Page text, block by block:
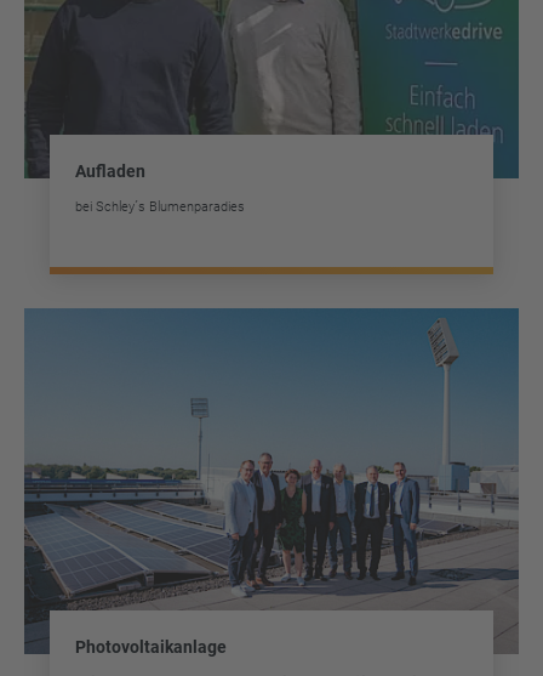
Aufladen
bei Schley´s Blumenparadies
Photovoltaikanlage